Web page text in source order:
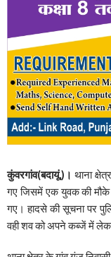
कुंवरगांव(बदायूं,)। थाना
गए जिसमें एक युवक की मौके
गए। हादसे की सूचना पर
वही शव को अपने कब्जें में